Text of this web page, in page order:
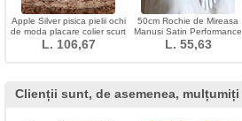
Apple Silver pisica pielii ochi
de moda placare colier scurt
L. 106,67
50cm Rochie de Mireasa
Manusi Satin Performance
Stage Performance Manusi
Lungi Femei
L. 55,63
Clienții sunt, de asemenea, mulțumiți